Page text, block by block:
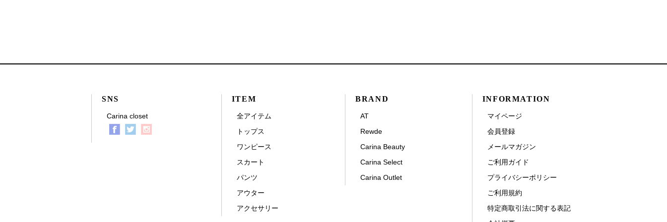
SNS
Carina closet
ITEM
全アイテム
トップス
ワンピース
スカート
パンツ
アウター
アクセサリー
BRAND
AT
Rewde
Carina Beauty
Carina Select
Carina Outlet
INFORMATION
マイページ
会員登録
メールマガジン
ご利用ガイド
プライバシーポリシー
ご利用規約
特定商取引法に関する表記